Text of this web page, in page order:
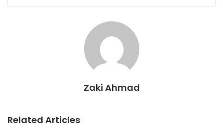
Zaki Ahmad
Related Articles